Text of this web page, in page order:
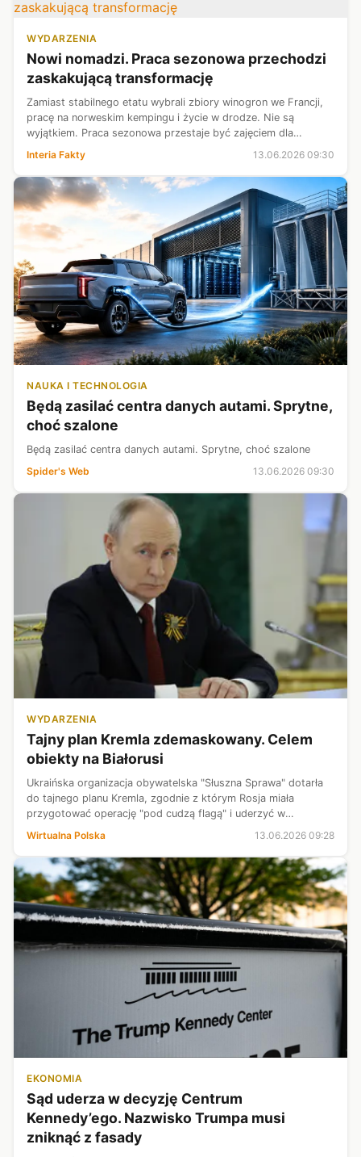
WYDARZENIA
Nowi nomadzi. Praca sezonowa przechodzi
zaskakującą transformację
Zamiast stabilnego etatu wybrali zbiory winogron we Francji,
pracę na norweskim kempingu i życie w drodze. Nie są
wyjątkiem. Praca sezonowa przestaje być zajęciem dla
wyborem osób, które s...
Interia Fakty 13.06.2026 09:30
NAUKA I TECHNOLOGIA
Będą zasilać centra danych autami. Sprytne,
choć szalone
Będą zasilać centra danych autami. Sprytne, choć szalone
Spider's Web
13.06.2026 09:30
WYDARZENIA
Tajny plan Kremla zdemaskowany. Celem
obiekty na Białorusi
Ukraińska organizacja obywatelska "Słuszna Sprawa" dotarła
do tajnego planu Kremla, zgodnie z którym Rosja miała
przygotować operację "pod cudzą flagą" i uderzyć w
Wirtualna Polska 13.06.2026 09:28
EKONOMIA
Sąd uderza w decyzję Centrum
Kennedy’ego. Nazwisko Trumpa musi
zniknąć z fasady